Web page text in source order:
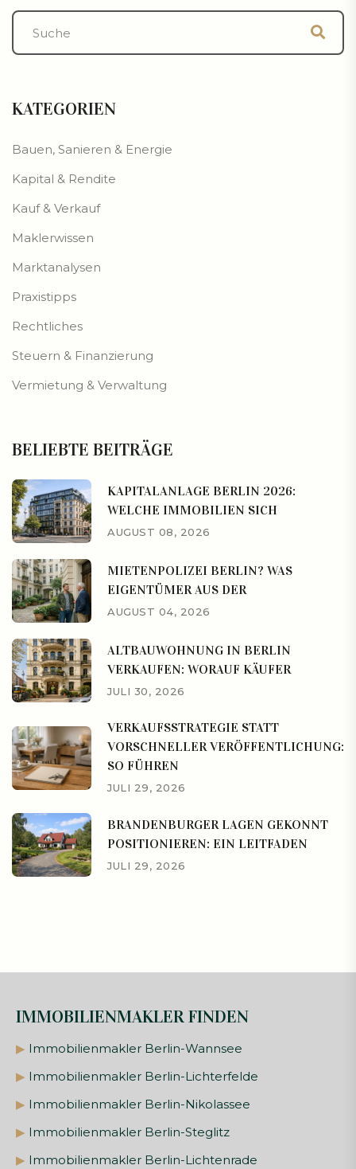
KATEGORIEN
Bauen, Sanieren & Energie
Kapital & Rendite
Kauf & Verkauf
Maklerwissen
Marktanalysen
Praxistipps
Rechtliches
Steuern & Finanzierung
Vermietung & Verwaltung
BELIEBTE BEITRÄGE
KAPITALANLAGE BERLIN 2026:
WELCHE IMMOBILIEN SICH
AUGUST 08, 2026
MIETENPOLIZEI BERLIN? WAS
EIGENTÜMER AUS DER
AUGUST 04, 2026
ALTBAUWOHNUNG IN BERLIN
VERKAUFEN: WORAUF KÄUFER
JULI 30, 2026
VERKAUFSSTRATEGIE STATT
VORSCHNELLER VERÖFFENTLICHUNG:
SO FÜHREN
JULI 29, 2026
BRANDENBURGER LAGEN GEKONNT
POSITIONIEREN: EIN LEITFADEN
JULI 29, 2026
IMMOBILIENMAKLER FINDEN
▶ Immobilienmakler Berlin-Wannsee
▶ Immobilienmakler Berlin-Lichterfelde
▶ Immobilienmakler Berlin-Nikolassee
▶ Immobilienmakler Berlin-Steglitz
▶ Immobilienmakler Berlin-Lichtenrade